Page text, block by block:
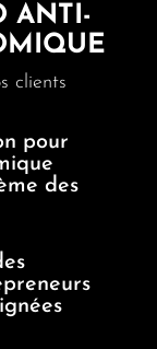
ANTI-
clients
pour
des